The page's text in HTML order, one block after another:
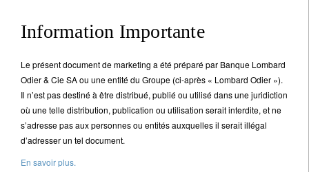
Information Importante
Le présent document de marketing a été préparé par Banque Lombard
Odier & Cie SA ou une entité du Groupe (ci-après « Lombard Odier »).
Il n’est pas destiné à être distribué, publié ou utilisé dans une juridiction
où une telle distribution, publication ou utilisation serait interdite, et ne
s’adresse pas aux personnes ou entités auxquelles il serait illégal
d’adresser un tel document.
En savoir plus.